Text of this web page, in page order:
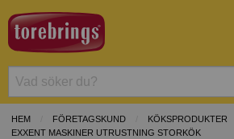
HEM FÖRETAGSKUND
KÖKSPRODUKTER
EXXENT MASKINER UTRUSTNING STORKÖK